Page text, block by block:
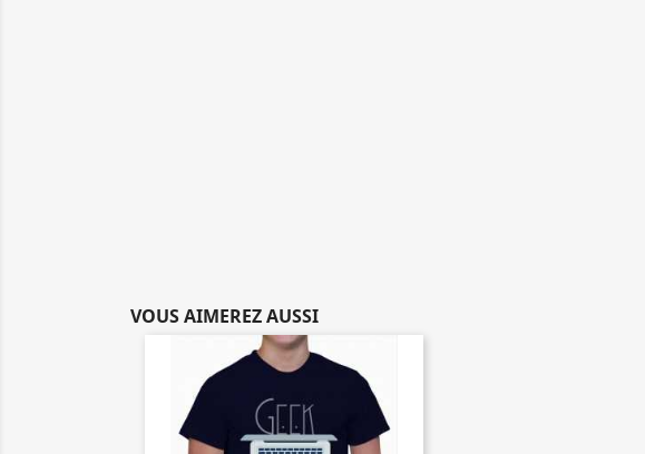
VOUS AIMEREZ AUSSI